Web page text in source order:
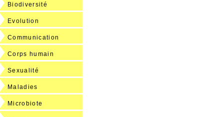
Biodiversité
Evolution
Communication
Corps humain
Sexualité
Maladies
Microbiote